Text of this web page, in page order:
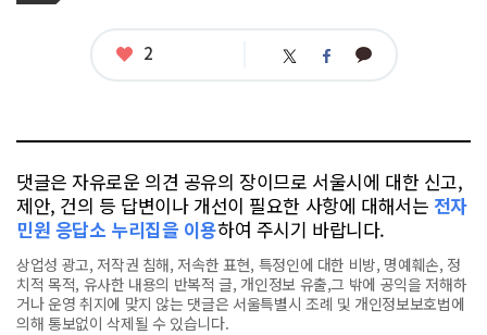
좋
2 트 페 카
댓글은 자유로운 의견 공유의 장이므로 서울시에 대한 신고,
제안, 건의 등 답변이나 개선이 필요한 사항에 대해서는 전자
민원 응답소 누리집을 이용하여 주시기 바랍니다.
상업성 광고, 저작권 침해, 저속한 표현, 특정인에 대한 비방, 명예훼손, 정
치적 목적, 유사한 내용의 반복적 글, 개인정보 유출,그 밖에 공익을 저해하
거나 운영 취지에 맞지 않는 댓글은 서울특별시 조례 및 개인정보보호법에
의해 통보없이 삭제될 수 있습니다.